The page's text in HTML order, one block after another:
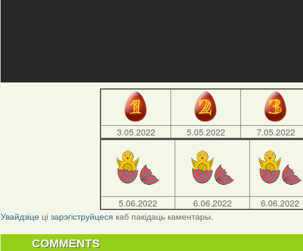
3.05.2022 5.05.2022 7.05.2022
5.06.2022 6.06.2022 6.06.2022
Увайдзіце цізарэгіструйцеся каб пакідаць каментары.
COMMENTS